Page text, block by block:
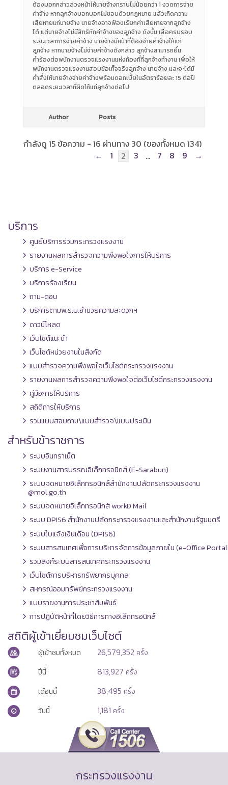
ต้องบอกกล่าวล่วงหน้าให้นายจ้างทราบไม่น้อยกว่า 1 งวดการจ่าย
ค่าจ้าง หากลูกจ้างบอกบอกไม่ชอบด้วยกฎหมาย แล้วเกิดความ
เสียหายแก่นายจ้าง นายจ้างอาจฟ้องเรียกค่าเสียหายจากลูกจ้าง
ได้ แต่นายจ้างไม่มีสิทธิหักค่าจ้างของลูกจ้าง ดังนั้น เสื่อครบรอบ
ระยะเวลาการจ่ายค่าจ้าง นายจ้างมีหน้าที่ต้องจ่ายค่าจ้างให้แก่
ลูกจ้าง หากนายจ้างไม่จ่ายค่าจ้างดังกล่าว ลูกจ้างสามารถยื่น
คำร้องต่อพนักงานตรวจแรงงานแห่งท้องที่ที่ลูกจ้างทำงาน เพื่อให้
พนักงานตรวจแรงงานสอบข้อเท็จจริงลูกจ้าง นายจ้าง และจะได้มี
คำสั่งให้นายจ้างจ่ายค่าจ้างพร้อมดอกเบี้ยในอัตราร้อยละ 15 ต่อปี
ตลอดระยะเวลาที่ผิดให้แก่ลูกจ้างต่อไป
Author Posts
กำลังดู 15 ข้อความ - 16 ผ่านทาง 30 (ของทั้งหมด 134)
←
1 2 3 … 7 8 9 →
บริการ
ศูนย์บริการร่วมกระทรวงแรงงาน
รายงานผลการสำรวจความพึงพอใจการให้บริการ
บริการ e-Service
บริการร้องเรียน
ถาม-ตอบ
บริการตามพ.ร.บ.อำนวยความสะดวกฯ
ดาวน์โหลด
เว็บไซต์แนะนำ
เว็บไซต์หน่วยงานในสังกัด
แบบสำรวจความพึงพอใจเว็บไซต์กระทรวงแรงงาน
รายงานผลการสำรวจความพึงพอใจต่อเว็บไซต์กระทรวงแรงงาน
คู่มือการให้บริการ
สถิติการให้บริการ
รวมแบบสอบถาม\แบบสำรวจ\แบบประเมิน
สำหรับข้าราชการ
ระบบอินทราเน็ต
ระบบงานสารบรรณอิเล็กทรอนิกส์ (E-Sarabun)
ระบบจดหมายอิเล็กทรอนิกส์สำนักงานปลัดกระทรวงแรงงาน
@mol.go.th
ระบบจดหมายอิเล็กทรอนิกส์ workD Mail
ระบบ DPIS6 สำนักงานปลัดกระทรวงแรงงานและสำนักงานรัฐมนตรี
ระบบใบแจ้งเงินเดือน (DPIS6)
ระบบสารสนเทศเพื่อการบริหารจัดการข้อมูลภายใน (e-Office
รวมลิงก์ระบบสารสนเทศกระทรวงแรงงาน
เว็บไซต์การบริหารทรัพยากรบุคคล
สหกรณ์ออมทรัพย์กระทรวงแรงงาน
แบบรายงานการประชาสัมพันธ์
การปฏิบัติหน้าที่โดยวิธีการทางอิเล็กทรอนิกส์
สถิติผู้เข้าเยี่ยมชมเว็บไซต์
ผู้เข้าชมทั้งหมด 26,579,352 ครั้ง
ปีนี้
813,927 ครั้ง
เดือนนี้
38,495 ครั้ง
วันนี้
1,181 ครั้ง
กระทรวงแรงงาน